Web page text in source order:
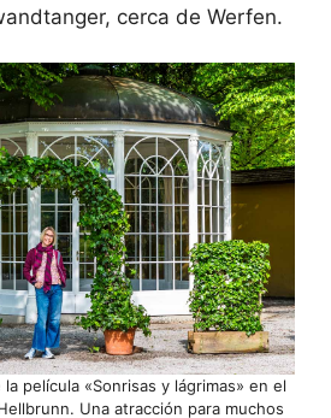
cerca de Werfen.
película «Sonrisas y lágrimas» en el
Una atracción para muchos